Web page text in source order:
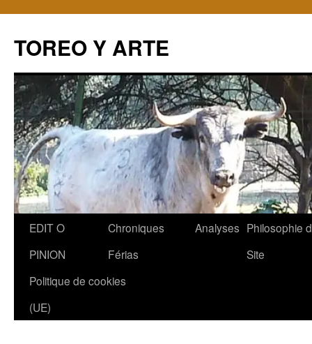
TOREO Y ARTE
Aller
contenu
EDIT O
PINION
Chroniques
Férias
Analyses Philosophie
Site
Politique de cookies
(UE)